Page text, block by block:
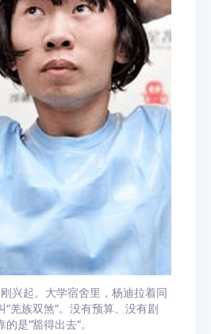
兴起。大学宿舍里，杨迪拉着同
羌族双煞”。没有预算、没有剧
是“豁得出去”。